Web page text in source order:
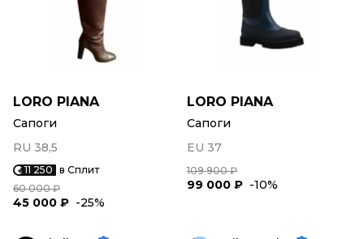
LORO PIANA
Сапоги
RU 38,5
11 250 в Сплит
60 000 ₽
45 000 ₽ -25%
LORO PIANA
Сапоги
EU 37
109 900 ₽
99 000 ₽ -10%